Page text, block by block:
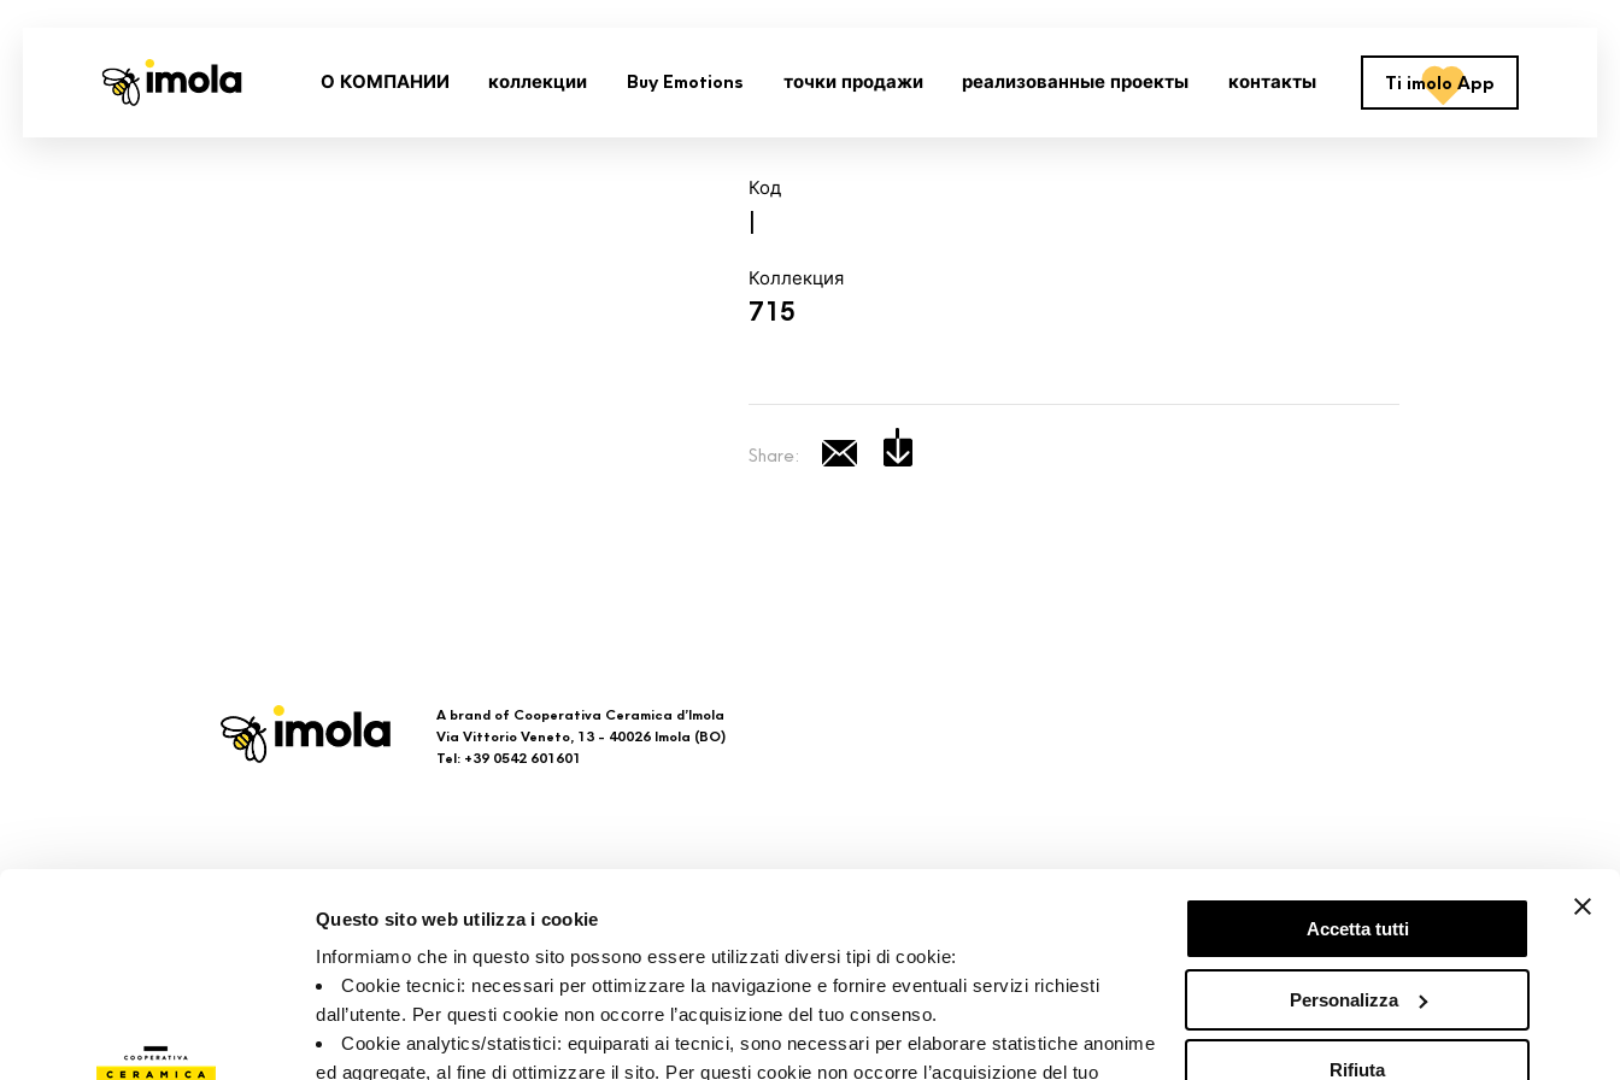
Questo sito web utilizza i cookie
Informiamo che in questo sito possono essere utilizzati diversi tipi di cookie:
Cookie tecnici: necessari per ottimizzare la navigazione e fornire eventuali servizi richiesti
dall’utente. Per questi cookie non occorre l’acquisizione del tuo consenso.
Cookie analytics/statistici: equiparati ai tecnici, sono necessari per elaborare statistiche anonime
ed aggregate, al fine di ottimizzare il sito. Per questi cookie non occorre l’acquisizione del tuo
Accetta tutti
Personalizza
Rifiuta
О КОМПАНИИ коллекции Buy Emotions точки продажи реализованные проекты контакты Ti imolo App
Код
|
Коллекция
715
Share:
A brand of Cooperativa Ceramica d’Imola
Via Vittorio Veneto, 13 - 40026 Imola (BO)
Tel: +39 0542 601601
контакты
точки продажи
Ti imolo App
Follow us